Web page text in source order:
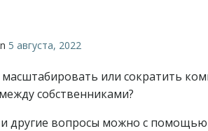
5 августа, 2022
или сократить
собственниками?
другие вопросы можно с помощью